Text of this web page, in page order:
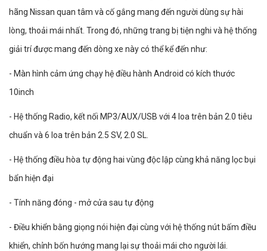
hãng Nissan quan tâm và cố gắng mang đến người dùng sự hài
lòng, thoải mái nhất. Trong đó, những trang bị tiện nghi và hệ thống
giải trí được mang đến dòng xe này có thể kể đến như:
- Màn hình cảm ứng chạy hệ điều hành Android có kích thước
10inch
- Hệ thống Radio, kết nối MP3/AUX/USB với 4 loa trên bản 2.0 tiêu
chuẩn và 6 loa trên bản 2.5 SV, 2.0 SL.
- Hệ thống điều hòa tự động hai vùng độc lập cùng khả năng lọc bụi
bẩn hiện đại
- Tính năng đóng - mở cửa sau tự động
- Điều khiển bằng giọng nói hiện đại cùng với hệ thống nút bấm điều
khiển, chỉnh bốn hướng mang lại sự thoải mái cho người lái.